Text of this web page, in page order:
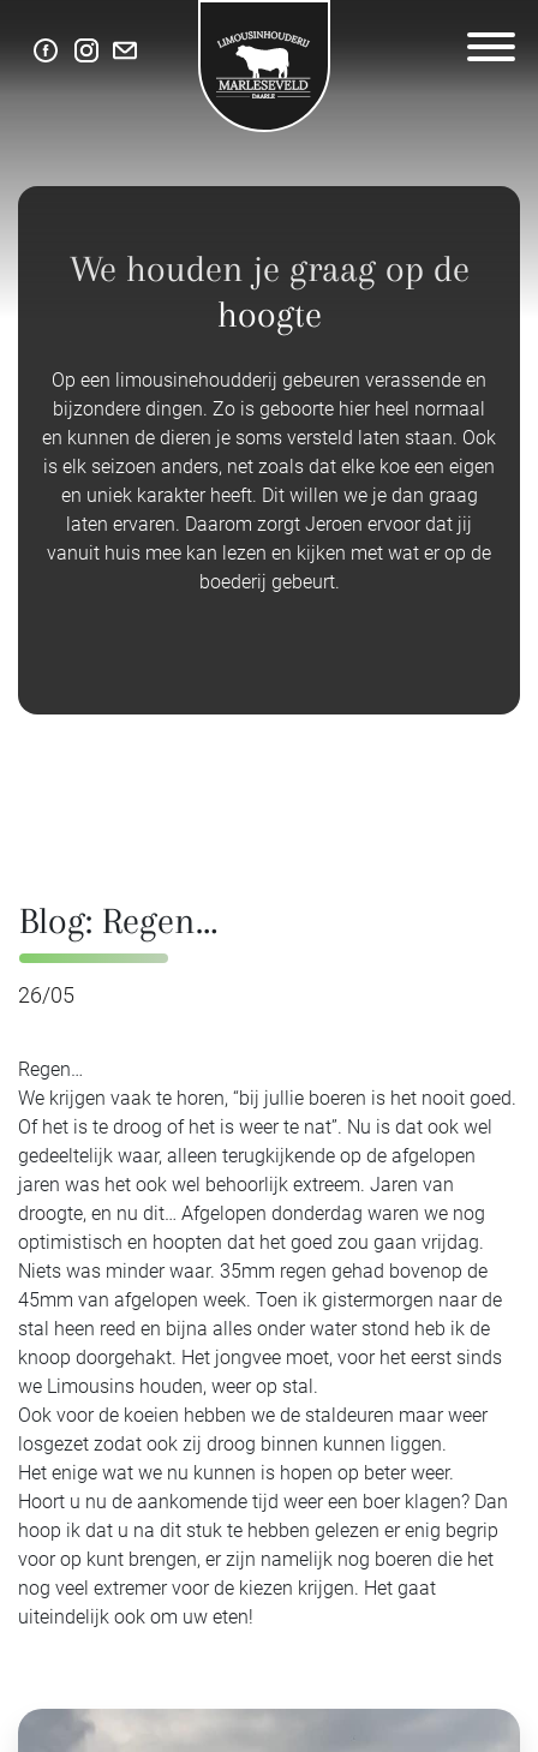
We houden je graag op de
hoogte
Op een limousinehoudderij gebeuren verassende en
bijzondere dingen. Zo is geboorte hier heel normaal
en kunnen de dieren je soms versteld laten staan. Ook
is elk seizoen anders, net zoals dat elke koe een eigen
en uniek karakter heeft. Dit willen we je dan graag
laten ervaren. Daarom zorgt Jeroen ervoor dat jij
vanuit huis mee kan lezen en kijken met wat er op de
boederij gebeurt.
Blog: Regen…
26/05
Regen…
We krijgen vaak te horen, “bij jullie boeren is het nooit goed.
Of het is te droog of het is weer te nat”. Nu is dat ook wel
gedeeltelijk waar, alleen terugkijkende op de afgelopen
jaren was het ook wel behoorlijk extreem. Jaren van
droogte, en nu dit… Afgelopen donderdag waren we nog
optimistisch en hoopten dat het goed zou gaan vrijdag.
Niets was minder waar. 35mm regen gehad bovenop de
45mm van afgelopen week. Toen ik gistermorgen naar de
stal heen reed en bijna alles onder water stond heb ik de
knoop doorgehakt. Het jongvee moet, voor het eerst sinds
we Limousins houden, weer op stal.
Ook voor de koeien hebben we de staldeuren maar weer
losgezet zodat ook zij droog binnen kunnen liggen.
Het enige wat we nu kunnen is hopen op beter weer.
Hoort u nu de aankomende tijd weer een boer klagen? Dan
hoop ik dat u na dit stuk te hebben gelezen er enig begrip
voor op kunt brengen, er zijn namelijk nog boeren die het
nog veel extremer voor de kiezen krijgen. Het gaat
uiteindelijk ook om uw eten!